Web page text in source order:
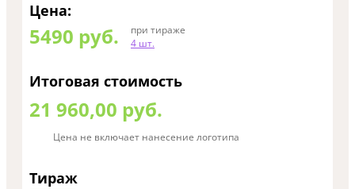
Цена:
5490 руб.
при тираже
4 шт.
Итоговая стоимость
21 960,00 руб.
Цена не включает нанесение логотипа
Тираж